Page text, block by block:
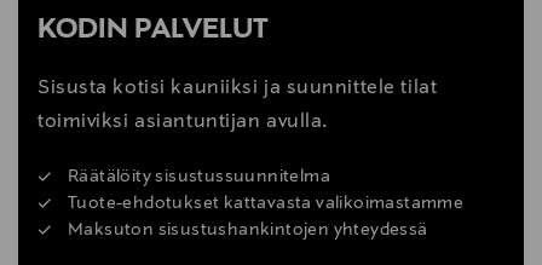
KODIN PALVELUT
Sisusta kotisi kauniiksi ja suunnittele tilat
toimiviksi asiantuntijan avulla.
Räätälöity sisustussuunnitelma
Tuote-ehdotukset kattavasta valikoimastamme
Maksuton sisustushankintojen yhteydessä